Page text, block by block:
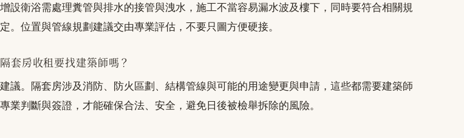
增設衛浴需處理糞管與排水的接管與洩水，施工不當容易漏水波及樓下，同時要符合相關規
定。位置與管線規劃建議交由專業評估，不要只圖方便硬接。
隔套房收租要找建築師嗎？
建議。隔套房涉及消防、防火區劃、結構管線與可能的用途變更與申請，這些都需要建築師
專業判斷與簽證，才能確保合法、安全，避免日後被檢舉拆除的風險。